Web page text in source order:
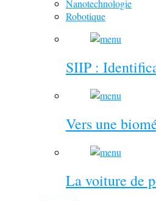
Nanotechnologie
Robotique
SIIP :
Vers une
La voiture de